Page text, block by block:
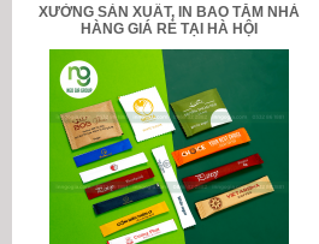
XƯỞNG SẢN XUẤT, IN BAO TĂM NHÀ
HÀNG GIÁ RẺ TẠI HÀ HỘI